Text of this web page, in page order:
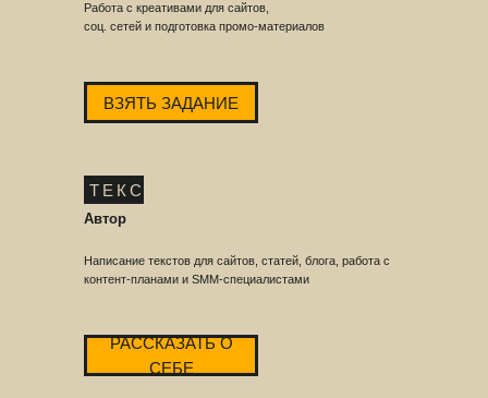
Работа с креативами для сайтов,
соц. сетей и подготовка промо-материалов
ВЗЯТЬ ЗАДАНИЕ
ТЕКСТ
Автор
Написание текстов для сайтов, статей, блога, работа с
контент-планами и SMM-специалистами
РАССКАЗАТЬ О
СЕБЕ